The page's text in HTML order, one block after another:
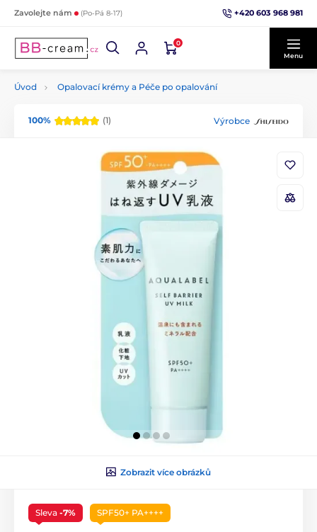
Zavolejte nám (Po-Pá 8-17) +420 603 968 981
0
Menu
Úvod Opalovací krémy a Péče po opalování
100% (1) Výrobce
Zobrazit více obrázků
Sleva -7% SPF50+ PA++++